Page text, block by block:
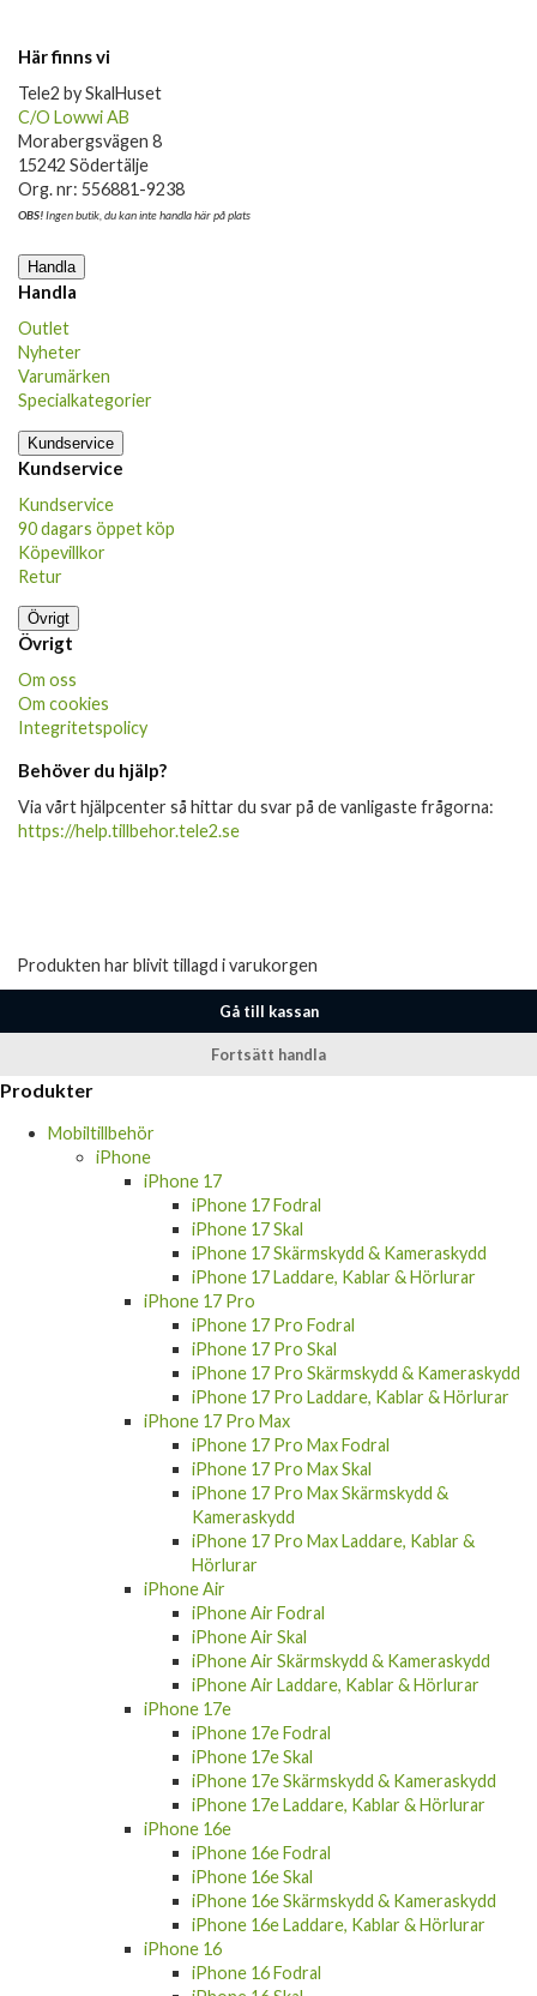
Här finns vi
Tele2 by SkalHuset
C/O Lowwi AB
Morabergsvägen 8
15242 Södertälje
Org. nr: 556881-9238
OBS!Ingen butik, du kan inte handla här på plats
Handla
Handla
Outlet
Nyheter
Varumärken
Specialkategorier
Kundservice
Kundservice
Kundservice
90 dagars öppet köp
Köpevillkor
Retur
Övrigt
Övrigt
Om oss
Om cookies
Integritetspolicy
Behöver du hjälp?
Via vårt hjälpcenter så hittar du svar på de vanligaste frågorna:
https://help.tillbehor.tele2.se
Produkten har blivit tillagd i varukorgen
Gå till kassan
Fortsätt handla
Produkter
Mobiltillbehör
iPhone
iPhone 17
iPhone 17 Fodral
iPhone 17 Skal
iPhone 17 Skärmskydd & Kameraskydd
iPhone 17 Laddare, Kablar & Hörlurar
iPhone 17 Pro
iPhone 17 Pro Fodral
iPhone 17 Pro Skal
iPhone 17 Pro Skärmskydd & Kameraskydd
iPhone 17 Pro Laddare, Kablar & Hörlurar
iPhone 17 Pro Max
iPhone 17 Pro Max Fodral
iPhone 17 Pro Max Skal
iPhone 17 Pro Max Skärmskydd &
Kameraskydd
iPhone 17 Pro Max Laddare, Kablar &
Hörlurar
iPhone Air
iPhone Air Fodral
iPhone Air Skal
iPhone Air Skärmskydd & Kameraskydd
iPhone Air Laddare, Kablar & Hörlurar
iPhone 17e
iPhone 17e Fodral
iPhone 17e Skal
iPhone 17e Skärmskydd & Kameraskydd
iPhone 17e Laddare, Kablar & Hörlurar
iPhone 16e
iPhone 16e Fodral
iPhone 16e Skal
iPhone 16e Skärmskydd & Kameraskydd
iPhone 16e Laddare, Kablar & Hörlurar
iPhone 16
iPhone 16 Fodral